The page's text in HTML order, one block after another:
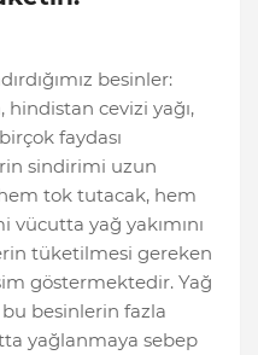
besinler:
hindistan cevizi yağı,
faydası
sindirimi uzun
tok tutacak, hem
yağ yakımını
tüketilmesi gereken
göstermektedir. Yağ
bu besinlerin fazla
yağlanmaya sebep